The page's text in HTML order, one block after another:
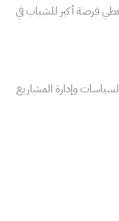
فرصة أكبر للشباب في
وإدارة المشاريع